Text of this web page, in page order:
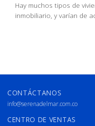
Hay muchos tipos de
inmobiliario, y varían de
CONTÁCTANOS
info@serenadelmar.com.co
CENTRO DE VENTAS